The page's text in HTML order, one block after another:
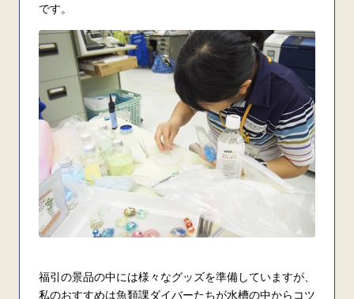
です。
福引の景品の中には様々なグッズを準備していますが、
私のおすすめは魚類課ダイバーたちが水槽の中からコツ